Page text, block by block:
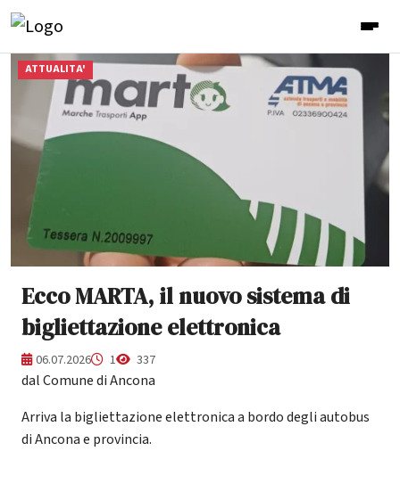
ATTUALITA'
Ecco MARTA, il nuovo sistema di
bigliettazione elettronica
06.07.2026 1 337
dal Comune di Ancona
Arriva la bigliettazione elettronica a bordo degli autobus
di Ancona e provincia.